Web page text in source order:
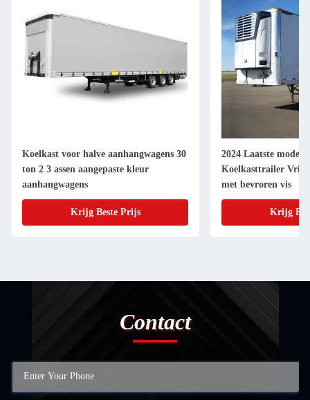
Koelkast voor halve aanhangwagens 30
ton 2 3 assen aangepaste kleur
aanhangwagens
Krijg Beste Prijs
2024 Laatste
Koelkasttrailer
met bevroren vis
Krijg
Contact